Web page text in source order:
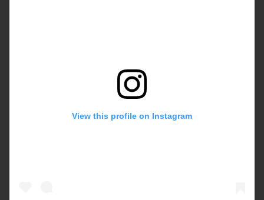
View this profile on Instagram